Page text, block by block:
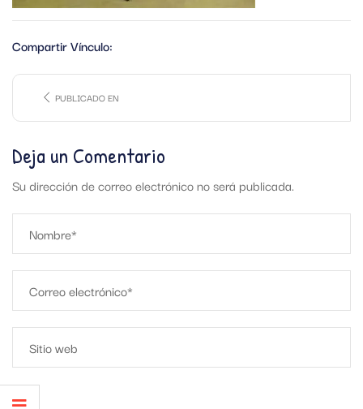
Compartir Vínculo:
PUBLICADO EN
Deja un Comentario
Su dirección de correo electrónico no será publicada.